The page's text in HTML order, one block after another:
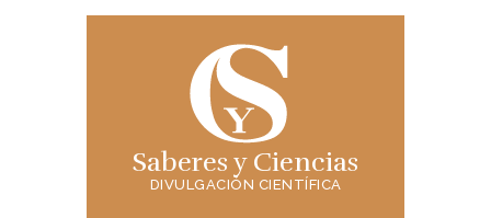
Saberes y Ciencias
DIVULGACIÓN CIENTÍFICA